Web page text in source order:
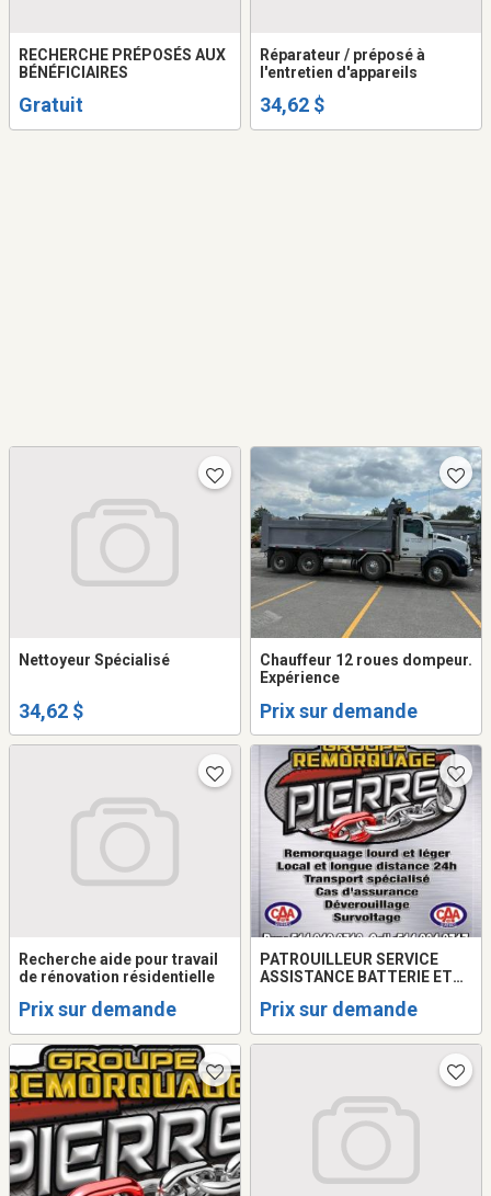
RECHERCHE PRÉPOSÉS AUX
BÉNÉFICIAIRES
Gratuit
Réparateur / préposé à
l'entretien d'appareils
34,62 $
Nettoyeur Spécialisé
34,62 $
Chauffeur 12 roues dompeur.
Expérience
Prix sur demande
Recherche aide pour travail
de rénovation résidentielle
Prix sur demande
PATROUILLEUR SERVICE
ASSISTANCE BATTERIE ET
REMORQUEUSE/TOWING
Prix sur demande